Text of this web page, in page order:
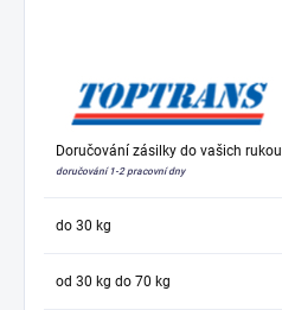
Doručování zásilky do vašich rukou
doručování 1-2 pracovní dny
do 30 kg
od 30 kg do 70 kg